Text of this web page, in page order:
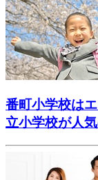
番町小学校は
立小学校が人